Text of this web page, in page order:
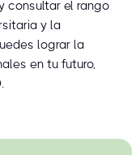
consultar el rango
y la
lograr la
en tu futuro,